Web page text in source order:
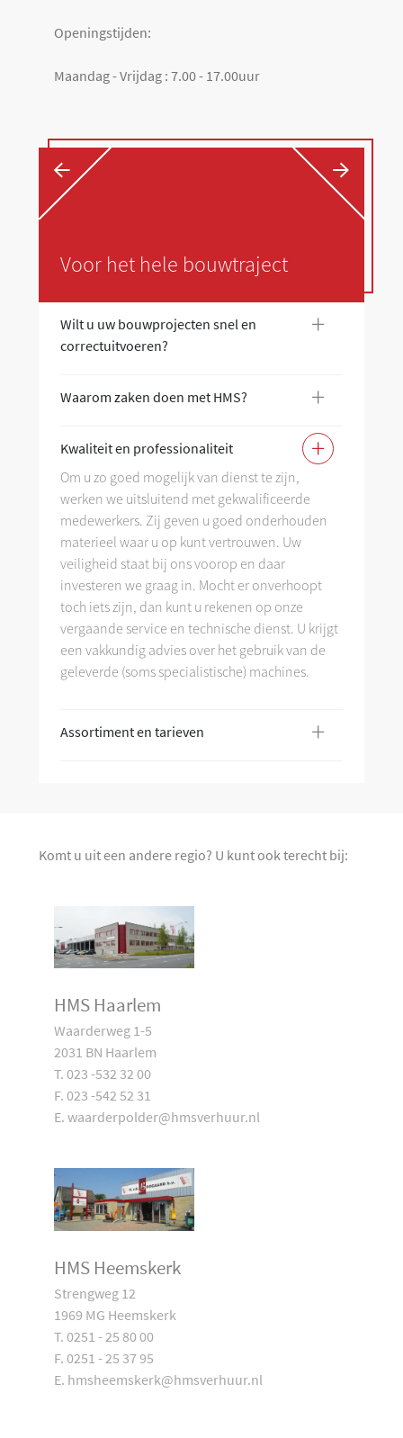
Openingstijden:
Maandag - Vrijdag : 7.00 - 17.00uur
← →
Voor het hele bouwtraject
Wilt u uw bouwprojecten snel en
correctuitvoeren?
+
Waarom zaken doen met HMS? +
Kwaliteit en professionaliteit +
Om u zo goed mogelijk van dienst te zijn,
werken we uitsluitend met gekwalificeerde
medewerkers. Zij geven u goed onderhouden
materieel waar u op kunt vertrouwen. Uw
veiligheid staat bij ons voorop en daar
investeren we graag in. Mocht er onverhoopt
toch iets zijn, dan kunt u rekenen op onze
vergaande service en technische dienst. U krijgt
een vakkundig advies over het gebruik van de
geleverde (soms specialistische) machines.
Assortiment en tarieven +
Komt u uit een andere regio? U kunt ook terecht bij:
HMS Haarlem
Waarderweg 1-5
2031 BN Haarlem
T. 023 -532 32 00
F. 023 -542 52 31
E. waarderpolder@hmsverhuur.nl
HMS Heemskerk
Strengweg 12
1969 MG Heemskerk
T. 0251 - 25 80 00
F. 0251 - 25 37 95
E. hmsheemskerk@hmsverhuur.nl